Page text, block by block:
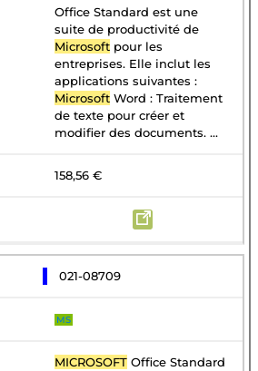
Office Standard est une
suite de productivité de
Microsoft pour les
entreprises. Elle inclut les
applications suivantes :
Microsoft Word : Traitement
de texte pour créer et
modifier des documents. ...
158,56 €
021-08709
MS
MICROSOFT Office Standard